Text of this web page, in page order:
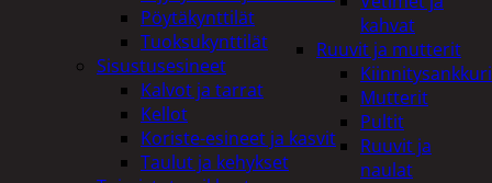
kahvat
Ruuvit ja mutterit
Mutterit
Pultit
Ruuvit ja
naulat
Pöytäkynttilät
Tuoksukynttilät
Sisustusesineet
Kalvot ja tarrat
Kellot
Koriste-esineet ja kasvit
Taulut ja kehykset